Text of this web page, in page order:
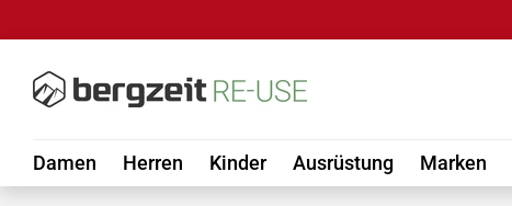
Damen Herren Kinder Ausrüstung Marken